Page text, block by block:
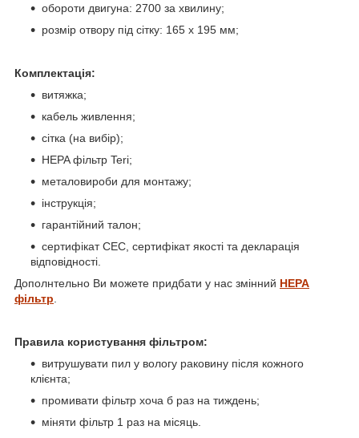
обороти двигуна: 2700 за хвилину;
розмір отвору під сітку: 165 х 195 мм;
Комплектація:
витяжка;
кабель живлення;
сітка (на вибір);
HEPA фільтр Teri;
металовироби для монтажу;
інструкція;
гарантійний талон;
сертифікат СЕС, сертифікат якості та декларація
відповідності.
Дополнтельно Ви можете придбати у нас змінний HEPA
фільтр
Правила користування фільтром:
витрушувати пил у вологу раковину після кожного
клієнта;
промивати фільтр хоча б раз на тиждень;
міняти фільтр 1 раз на місяць.